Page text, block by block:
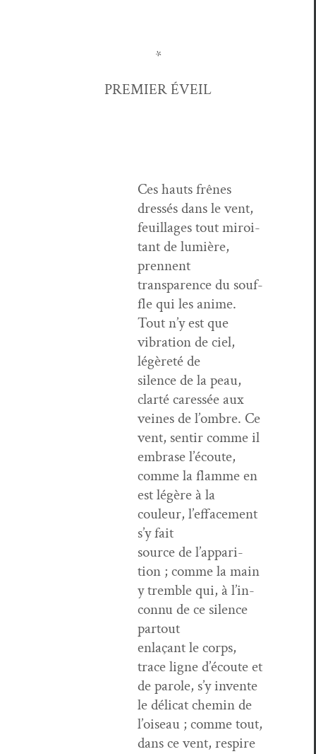
*
PREMIER ÉVEIL
Ces hauts frênes
dressés dans le vent,
feuil­lages tout miroi­
tant de lumière,
prennent
trans­parence du souf­
fle qui les ani­me.
Tout n’y est que
vibra­tion de ciel,
légèreté de
silence de la peau,
clarté caressée aux
veines de l’om­bre. Ce
vent, sen­tir comme il
embrase l’é­coute,
comme la flamme en
est légère à la
couleur, l’ef­face­ment
s’y fait
source de l’ap­pari­
tion ; comme la main
y trem­ble qui, à l’in­
con­nu de ce silence
partout
enlaçant le corps,
trace ligne d’é­coute et
de parole, s’y invente
le déli­cat chemin de
l’oiseau ; comme tout,
dans ce vent, respire